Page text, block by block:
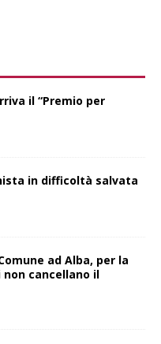
il “Premio per
in difficoltà salvata
ad Alba, per la
cancellano il